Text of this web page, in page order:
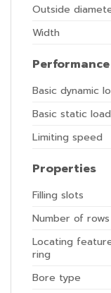
Outside
Width
Performance
Basic dynamic
Basic static
Limiting speed
Properties
Filling slots
Number of rows
Locating
ring
Bore type